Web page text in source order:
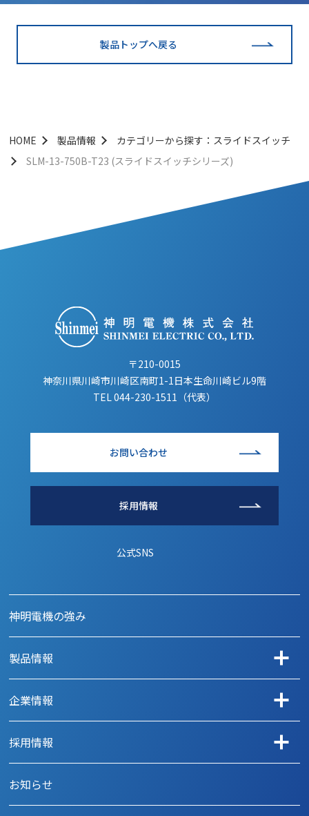
製品トップへ戻る
HOME 製品情報
カテゴリーから探す：スライドスイッチ
SLM-13-750B-T23 (スライドスイッチシリーズ)
〒210-0015
神奈川県川崎市川崎区南町1-1日本生命川崎ビル9階
TEL 044-230-1511（代表）
お問い合わせ
採用情報
公式SNS
神明電機の強み
製品情報
事務機器
カメラ
家電
企業情報
沿革
アクセス
採用情報
お知らせ